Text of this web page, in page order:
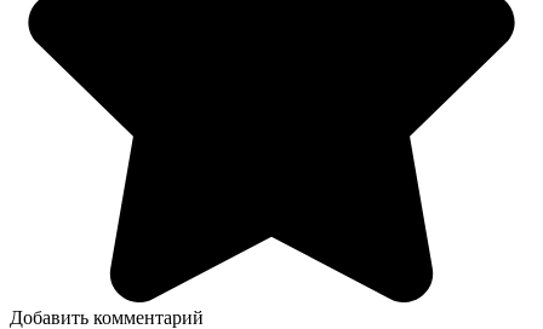
Добавить комментарий